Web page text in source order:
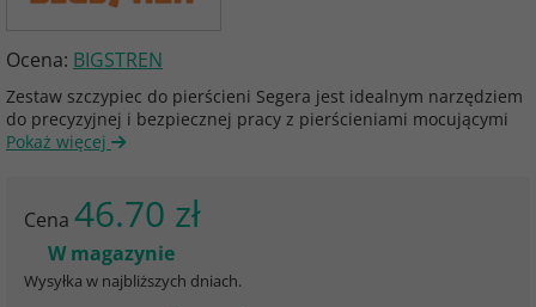
Ocena: BIGSTREN
Zestaw szczypiec do pierścieni Segera jest idealnym narzędziem
do precyzyjnej i bezpiecznej pracy z pierścieniami mocującymi
Pokaż więcej
Cena 46.70 zł
W magazynie
Wysyłka w najbliższych dniach.